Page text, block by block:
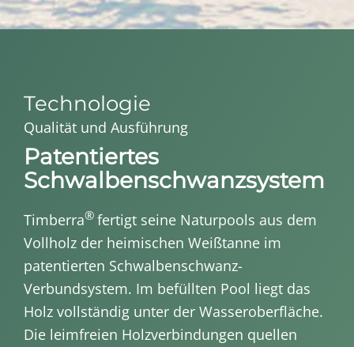
Technologie
Qualität und Ausführung
Patentiertes
Schwalbenschwanzsystem
Timberra® fertigt seine Naturpools aus dem
Vollholz der heimischen Weißtanne im
patentierten Schwalbenschwanz-
Verbundsystem. Im befüllten Pool liegt das
Holz vollständig unter der Wasseroberfläche.
Die leimfreien Holzverbindungen quellen